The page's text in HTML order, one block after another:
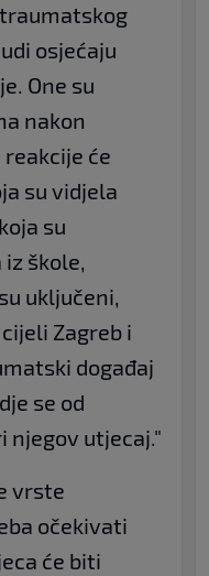
osjećaju
One su
nakon
će
su vidjela
su
škole,
uključeni,
Zagreb i
događaj
se od
njegov utjecaj."
vrste
očekivati
će biti